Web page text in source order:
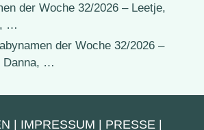
der Woche 32/2026 – Leetje,
…
der Woche 32/2026 –
Danna, …
| IMPRESSUM | PRESSE |